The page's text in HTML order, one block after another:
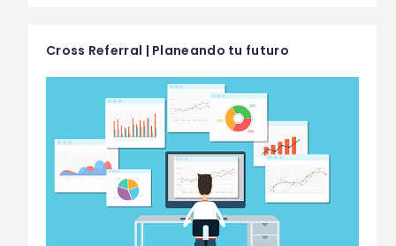
Cross Referral | Planeando tu futuro